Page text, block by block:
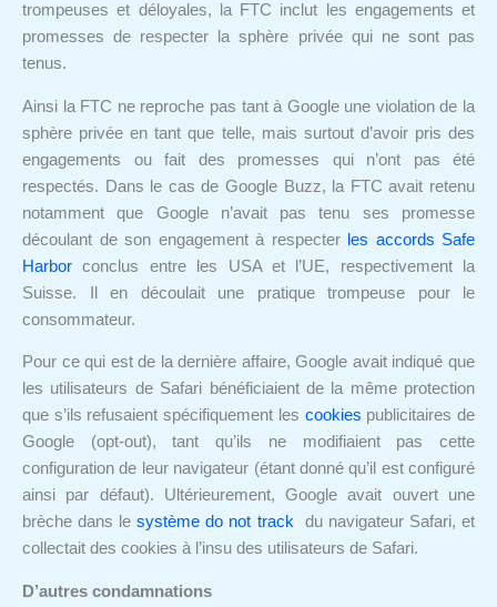
trompeuses et déloyales, la FTC inclut les engagements et
promesses de respecter la sphère privée qui ne sont pas
tenus.
Ainsi la FTC ne reproche pas tant à Google une violation de la
sphère privée en tant que telle, mais surtout d’avoir pris des
engagements ou fait des promesses qui n’ont pas été
respectés. Dans le cas de Google Buzz, la FTC avait retenu
notamment que Google n’avait pas tenu ses promesse
découlant de son engagement à respecter les accords Safe
Harbor conclus entre les USA et l’UE, respectivement la
Suisse. Il en découlait une pratique trompeuse pour le
consommateur.
Pour ce qui est de la dernière affaire, Google avait indiqué que
les utilisateurs de Safari bénéficiaient de la même protection
que s’ils refusaient spécifiquement les cookies publicitaires de
Google (opt-out), tant qu’ils ne modifiaient pas cette
configuration de leur navigateur (étant donné qu’il est configuré
ainsi par défaut). Ultérieurement, Google avait ouvert une
brèche dans lesystème do not trackdu navigateur Safari, et
collectait des cookies à l’insu des utilisateurs de Safari.
D’autres condamnations